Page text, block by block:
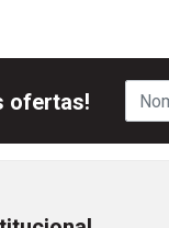
ofertas!